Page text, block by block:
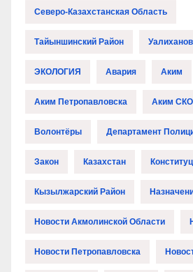
Северо-Казахстанская Область
Тайыншинский Район
ЭКОЛОГИЯ Авария Аким
Аким Петропавловска Аким СКО
Волонтёры Департамент
Закон Казахстан
Кызылжарский Район
Новости Акмолинской Области
Новости Петропавловска